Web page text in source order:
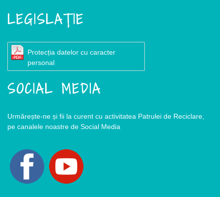
LEGISLAȚIE
Protecția datelor cu caracter
personal
SOCIAL MEDIA
Urmărește-ne și fii la curent cu activitatea Patrulei de Reciclare,
pe canalele noastre de Social Media